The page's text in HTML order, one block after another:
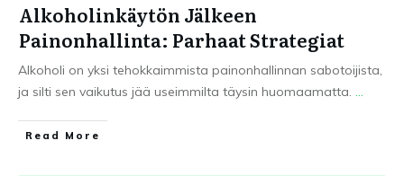
Alkoholinkäytön Jälkeen
Painonhallinta: Parhaat Strategiat
Alkoholi on yksi tehokkaimmista painonhallinnan sabotoijista,
ja silti sen vaikutus jää useimmilta täysin huomaamatta. ...
Read More